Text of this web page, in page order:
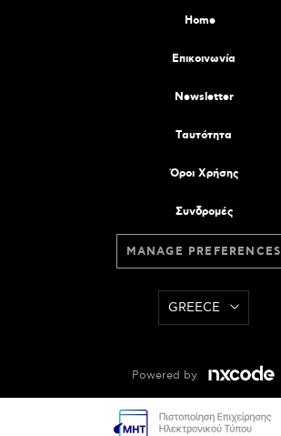
Home
Επικοινωνία
Newsletter
Tαυτότητα
Όροι Χρήσης
Συνδρομές
MANAGE PREFERENCES
GREECE
Powered by